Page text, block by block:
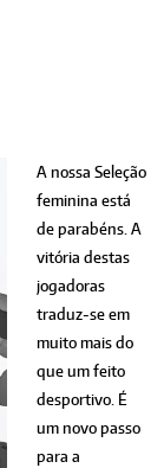
A nossa Seleção
feminina está
de parabéns. A
vitória destas
jogadoras
traduz-se em
muito mais do
que um feito
desportivo. É
um novo passo
para a